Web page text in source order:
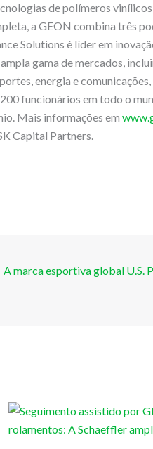
de polímeros
a GEON combina três
Solutions é líder em
gama de mercados,
energia e
funcionários em todo o
Mais informações em
Capital Partners.
A marca esportiva global U.S.